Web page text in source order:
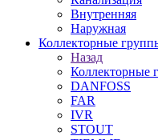
Внутренняя
Наружная
Коллекторные
Назад
Коллекторные
DANFOSS
FAR
IVR
STOUT